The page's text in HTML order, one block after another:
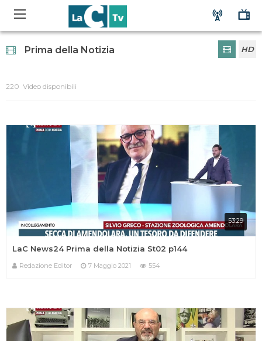
Prima della Notizia HD
220 Video disponibili
53:29
LaC News24 Prima della Notizia St02 p144
Redazione Editor 7 Maggio 2021 554